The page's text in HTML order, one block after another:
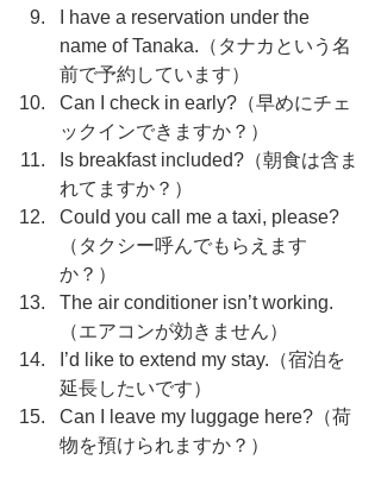
I have a reservation under the
name of Tanaka.（タナカという名
前で予約しています）
Can I check in early?（早めにチェ
ックインできますか？）
Is breakfast included?（朝食は含ま
れてますか？）
Could you call me a taxi, please?
（タクシー呼んでもらえます
か？）
The air conditioner isn’t working.
（エアコンが効きません）
I’d like to extend my stay.（宿泊を
延長したいです）
Can I leave my luggage here?（荷
物を預けられますか？）